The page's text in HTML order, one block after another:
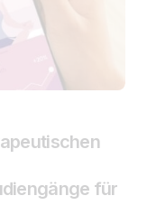
für